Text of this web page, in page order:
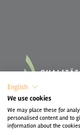
English
We use cookies
We may place these for
personalised content and to
information about the